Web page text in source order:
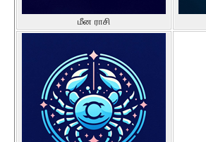
மீன ராசி